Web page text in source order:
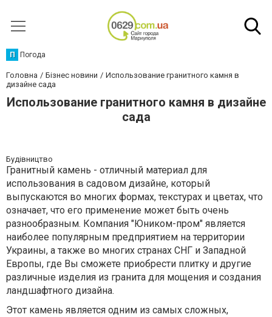
П Погода
Головна Бізнес новини
Использование гранитного камня в
дизайне сада
Использование гранитного камня в дизайне
сада
Будівництво
Гранитный камень - отличный материал для
использования в садовом дизайне, который
выпускаются во многих формах, текстурах и цветах, что
означает, что его применение может быть очень
разнообразным. Компания "Юником-пром" является
наиболее популярным предприятием на территории
Украины, а также во многих странах СНГ и Западной
Европы, где Вы сможете приобрести плитку и другие
различные изделия из гранита для мощения и создания
ландшафтного дизайна.
Этот камень является одним из самых сложных,